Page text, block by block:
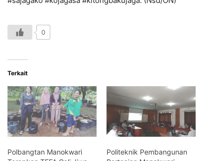
0
Terkait
Polbangtan Manokwari
Politeknik Pembangunan